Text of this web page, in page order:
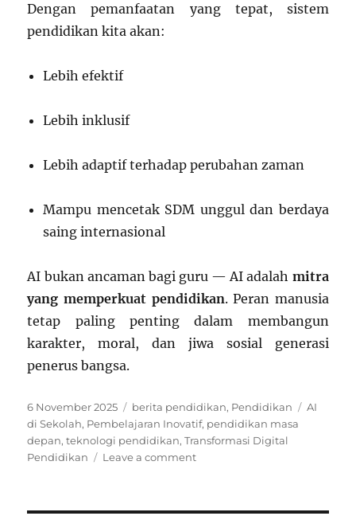
Dengan pemanfaatan yang tepat, sistem
pendidikan kita akan:
Lebih efektif
Lebih inklusif
Lebih adaptif terhadap perubahan zaman
Mampu mencetak SDM unggul dan berdaya
saing internasional
AI bukan ancaman bagi guru — AI adalah mitra
yang memperkuat pendidikan. Peran manusia
tetap paling penting dalam membangun
karakter, moral, dan jiwa sosial generasi
penerus bangsa.
Posted
on
6 November 2025 Categories
berita pendidikan, Pendidikan Tags
AI
di Sekolah, Pembelajaran Inovatif, pendidikan masa
depan,teknologi pendidikan,Transformasi Digital
Pendidikan
Leave a commenton